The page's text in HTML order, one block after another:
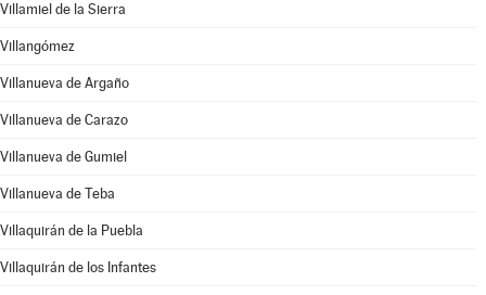
Villamiel de la Sierra
Villangómez
Villanueva de Argaño
Villanueva de Carazo
Villanueva de Gumiel
Villanueva de Teba
Villaquirán de la Puebla
Villaquirán de los Infantes